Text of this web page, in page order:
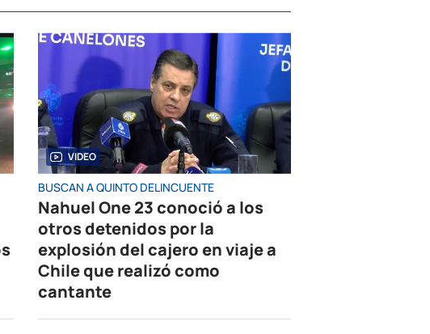
VIDEO
BUSCAN A QUINTO DELINCUENTE
Nahuel One 23 conoció a los
otros detenidos por la
explosión del cajero en viaje a
Chile que realizó como
cantante